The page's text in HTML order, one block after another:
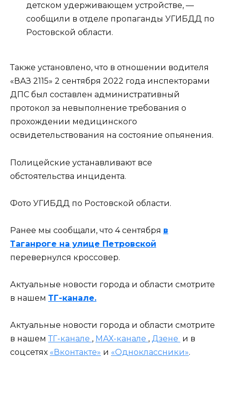
детском удерживающем устройстве, —
сообщили в отделе пропаганды УГИБДД по
Ростовской области.
Также установлено, что в отношении водителя
«ВАЗ 2115» 2 сентября 2022 года инспекторами
ДПС был составлен административный
протокол за невыполнение требования о
прохождении медицинского
освидетельствования на состояние опьянения.
Полицейские устанавливают все
обстоятельства инцидента.
Фото УГИБДД по Ростовской области.
Ранее мы сообщали, что 4 сентября в
Таганроге на улице Петровской
перевернулся кроссовер.
Актуальные новости города и области смотрите
в нашем ТГ-канале.
Актуальные новости города и области смотрите
в нашем ТГ-канале , МАХ-канале , Дзене и в
соцсетях «Вконтакте» и «Одноклассники».